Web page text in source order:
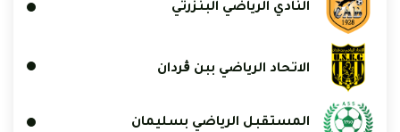
النادي الرياضي البنزرتي
الاتحاد الرياضي ببن ڨردان
المستقبل الرياضي بسليمان